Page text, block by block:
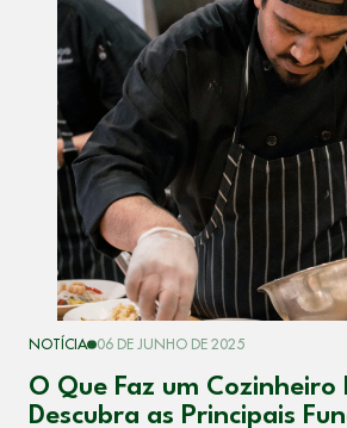
NOTÍCIA 06 DE JUNHO DE 2025
O Que Faz um Cozinheiro
Descubra as Principais